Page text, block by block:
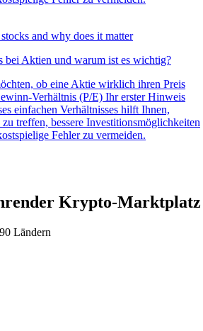
bei Aktien und warum ist es wichtig?
ob eine Aktie wirklich ihren Preis
Verhältnis (P/E) Ihr erster Hinweis
einfachen Verhältnisses hilft Ihnen,
treffen, bessere Investitionsmöglichkeiten
Fehler zu vermeiden.
Krypto-Marktplatz
Ländern